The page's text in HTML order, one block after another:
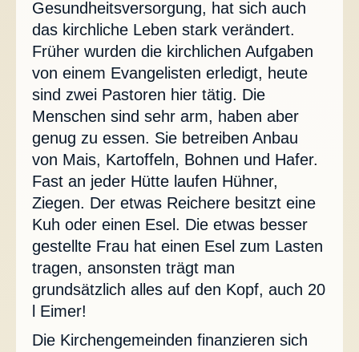
Gesundheitsversorgung, hat sich auch
das kirchliche Leben stark verändert.
Früher wurden die kirchlichen Aufgaben
von einem Evangelisten erledigt, heute
sind zwei Pastoren hier tätig. Die
Menschen sind sehr arm, haben aber
genug zu essen. Sie betreiben Anbau
von Mais, Kartoffeln, Bohnen und Hafer.
Fast an jeder Hütte laufen Hühner,
Ziegen. Der etwas Reichere besitzt eine
Kuh oder einen Esel. Die etwas besser
gestellte Frau hat einen Esel zum Lasten
tragen, ansonsten trägt man
grundsätzlich alles auf den Kopf, auch 20
l Eimer!
Die Kirchengemeinden finanzieren sich